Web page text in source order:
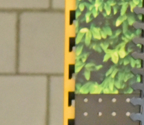
oft
Dicki